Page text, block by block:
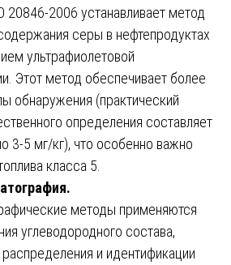
2006 устанавливает метод
серы в нефтепродуктах
ультрафиолетовой
Этот метод обеспечивает более
обнаружения (практический
определения составляет
3-5 мг/кг), что особенно важно
класса 5.
методы применяются
углеводородного состава,
и идентификации